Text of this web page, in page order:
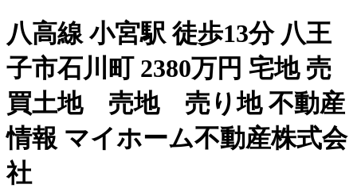
八高線 小宮駅 徒歩13分 八王
子市石川町 2380万円 宅地 売
買土地 売地 売り地 不動産
情報 マイホーム不動産株式会
社